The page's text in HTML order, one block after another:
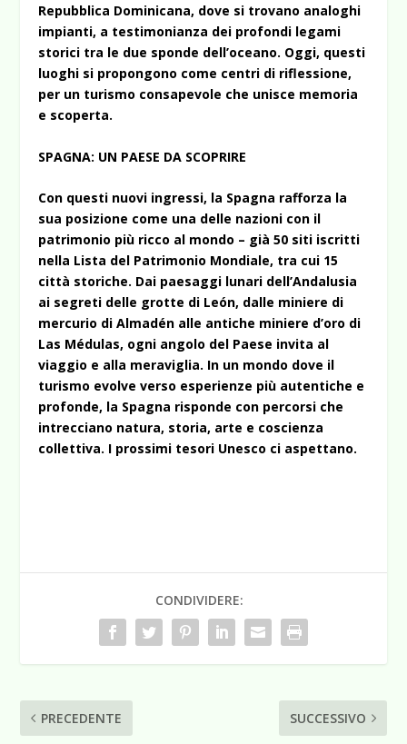
Repubblica Dominicana, dove si trovano analoghi
impianti, a testimonianza dei profondi legami
storici tra le due sponde dell’oceano. Oggi, questi
luoghi si propongono come centri di riflessione,
per un turismo consapevole che unisce memoria
e scoperta.
SPAGNA: UN PAESE DA SCOPRIRE
Con questi nuovi ingressi, la Spagna rafforza la
sua posizione come una delle nazioni con il
patrimonio più ricco al mondo – già 50 siti iscritti
nella Lista del Patrimonio Mondiale, tra cui 15
città storiche. Dai paesaggi lunari dell’Andalusia
ai segreti delle grotte di León, dalle miniere di
mercurio di Almadén alle antiche miniere d’oro di
Las Médulas, ogni angolo del Paese invita al
viaggio e alla meraviglia. In un mondo dove il
turismo evolve verso esperienze più autentiche e
profonde, la Spagna risponde con percorsi che
intrecciano natura, storia, arte e coscienza
collettiva. I prossimi tesori Unesco ci aspettano.
CONDIVIDERE:
PRECEDENTE SUCCESSIVO